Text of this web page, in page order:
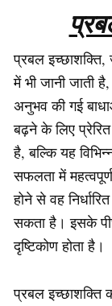
प्रबल
में भी जानी जाती
अनुभव की गई
बढ़ने के लिए
है, बल्कि यह
सफलता में
होने से वह
सकता है। इसके
दृष्टिकोण होता है।
प्रबल